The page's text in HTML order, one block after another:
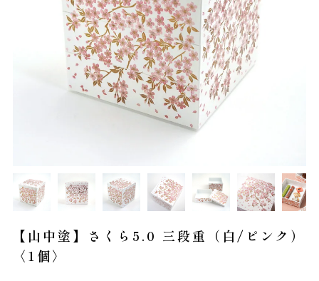
【山中塗】さくら5.0 三段重（白/ピンク）
〈1個〉